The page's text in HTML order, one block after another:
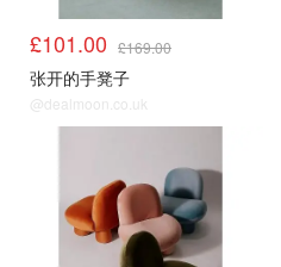
£101.00 £169.00
张开的手凳子
@dealmoon.co.uk